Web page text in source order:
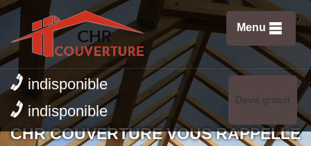
Menu
indisponible
indisponible
Devis gratuit
CHR COUVERTURE VOUS RAPPELLE